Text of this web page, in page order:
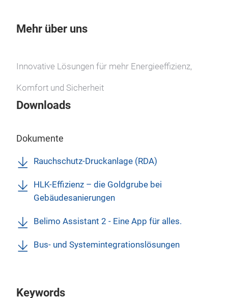
Mehr über uns
Innovative Lösungen für mehr Energieeffizienz,
Komfort und Sicherheit
Downloads
Dokumente
Rauchschutz-Druckanlage (RDA)
HLK-Effizienz – die Goldgrube bei
Gebäudesanierungen
Belimo Assistant 2 - Eine App für alles.
Bus- und Systemintegrationslösungen
Keywords